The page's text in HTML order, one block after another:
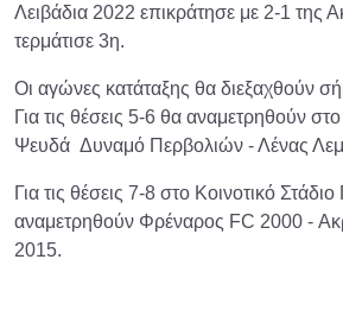
Λειβάδια 2022 επικράτησε με 2-1 της
τερμάτισε 3η.
Οι αγώνες κατάταξης θα διεξαχθούν
Για τις θέσεις 5-6 θα αναμετρηθούν
Ψευδά Δυναμό Περβολιών - Λένας
Για τις θέσεις 7-8 στο Κοινοτικό
αναμετρηθούν Φρέναρος FC 2000 -
2015.